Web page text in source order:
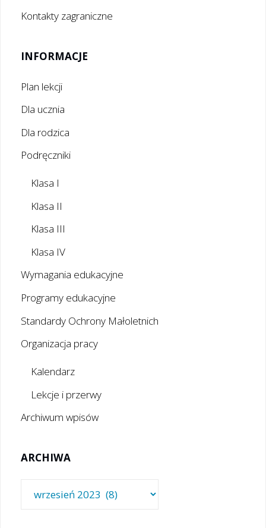
Kontakty zagraniczne
INFORMACJE
Plan lekcji
Dla ucznia
Dla rodzica
Podręczniki
Klasa I
Klasa II
Klasa III
Klasa IV
Wymagania edukacyjne
Programy edukacyjne
Standardy Ochrony Małoletnich
Organizacja pracy
Kalendarz
Lekcje i przerwy
Archiwum wpisów
ARCHIWA